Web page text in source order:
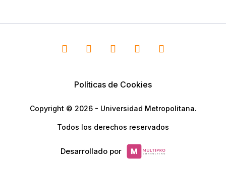
Políticas de Cookies
Copyright © 2026 - Universidad Metropolitana.
Todos los derechos reservados
Desarrollado por